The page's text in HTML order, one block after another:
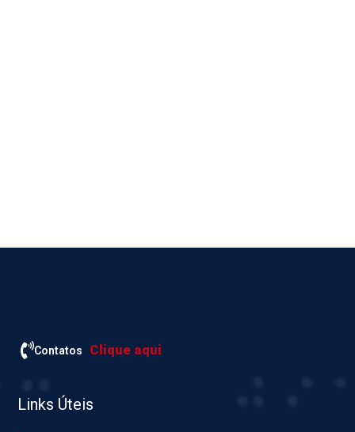
Contatos Clique aqui
Links Úteis